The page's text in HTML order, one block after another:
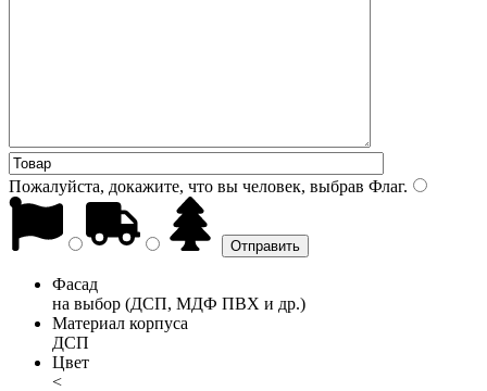
Пожалуйста, докажите, что вы человек, выбрав Флаг.
Фасад
на выбор (ДСП, МДФ ПВХ и др.)
Материал корпуса
ДСП
Цвет
<